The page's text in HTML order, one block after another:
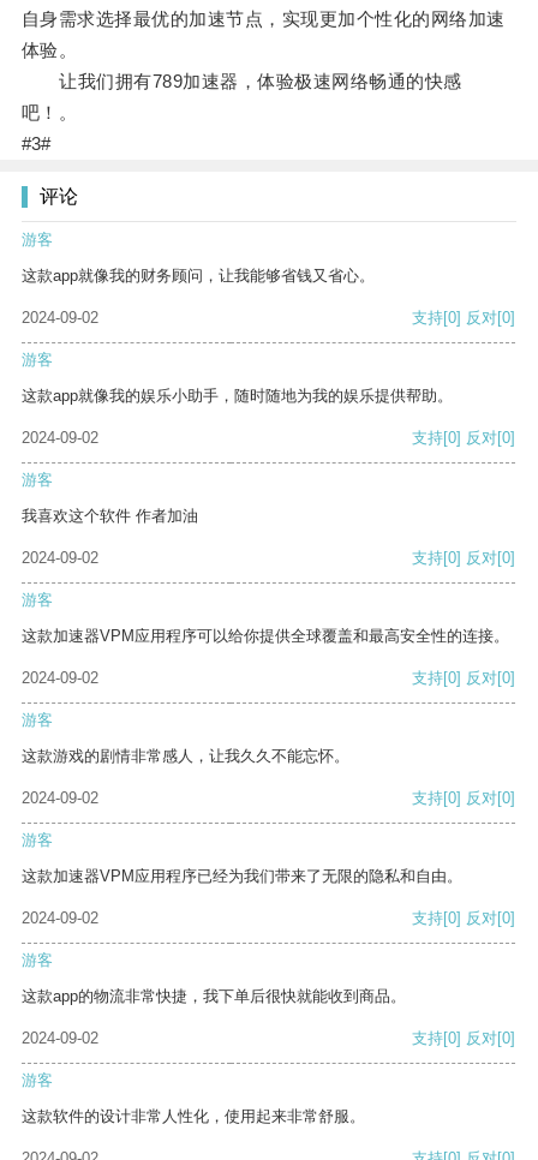
自身需求选择最优的加速节点，实现更加个性化的网络加速
体验。
让我们拥有789加速器，体验极速网络畅通的快感
吧！。
#3#
评论
游客
这款app就像我的财务顾问，让我能够省钱又省心。
2024-09-02 支持[0] 反对[0]
游客
这款app就像我的娱乐小助手，随时随地为我的娱乐提供帮助。
2024-09-02 支持[0] 反对[0]
游客
我喜欢这个软件 作者加油
2024-09-02 支持[0] 反对[0]
游客
这款加速器VPM应用程序可以给你提供全球覆盖和最高安全性的连接。
2024-09-02 支持[0] 反对[0]
游客
这款游戏的剧情非常感人，让我久久不能忘怀。
2024-09-02 支持[0] 反对[0]
游客
这款加速器VPM应用程序已经为我们带来了无限的隐私和自由。
2024-09-02 支持[0] 反对[0]
游客
这款app的物流非常快捷，我下单后很快就能收到商品。
2024-09-02 支持[0] 反对[0]
游客
这款软件的设计非常人性化，使用起来非常舒服。